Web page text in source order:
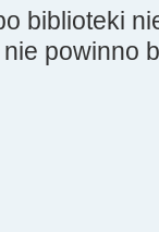
biblioteki
powinno